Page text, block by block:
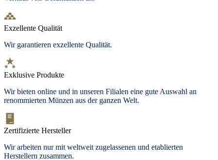
Exzellente Qualität
Wir garantieren exzellente Qualität.
Exklusive Produkte
Wir bieten online und in unseren Filialen eine gute Auswahl an
renommierten Münzen aus der ganzen Welt.
Zertifizierte Hersteller
Wir arbeiten nur mit weltweit zugelassenen und etablierten
Herstellern zusammen.